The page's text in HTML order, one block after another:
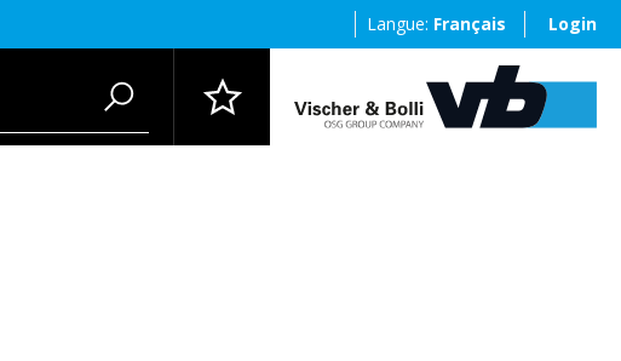
Langue: Français Login